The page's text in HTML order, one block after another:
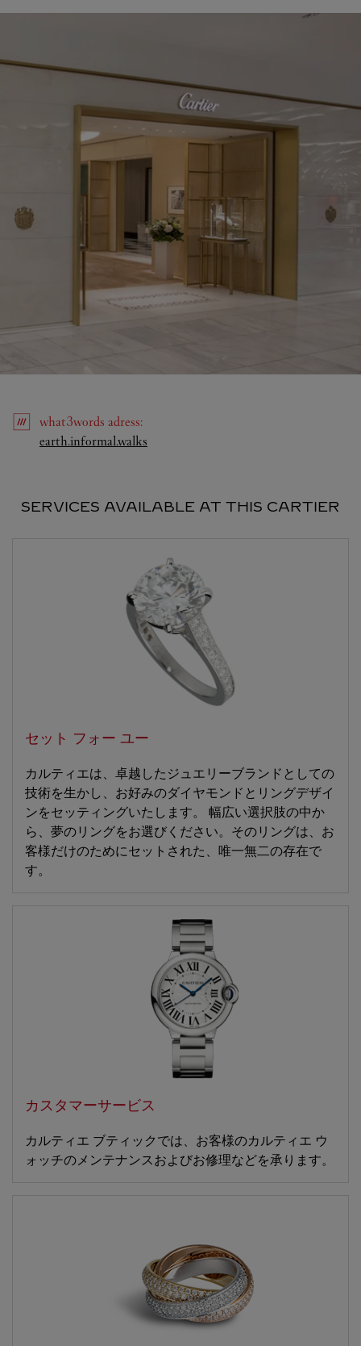
what3words adress:
earth.informal.walks
SERVICES AVAILABLE AT THIS CARTIER
セット フォー ユー
カルティエは、卓越したジュエリーブランドとしての
技術を生かし、お好みのダイヤモンドとリングデザイ
ンをセッティングいたします。 幅広い選択肢の中か
ら、夢のリングをお選びください。そのリングは、お
客様だけのためにセットされた、唯一無二の存在で
す。
カスタマーサービス
カルティエ ブティックでは、お客様のカルティエ ウ
ォッチのメンテナンスおよびお修理などを承ります。